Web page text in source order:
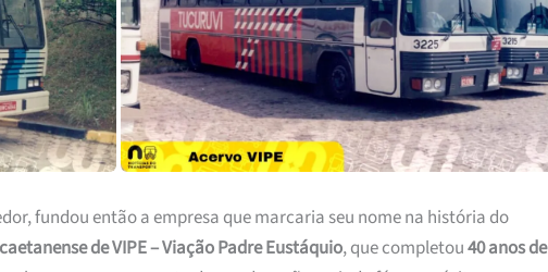
fundou então a empresa que marcaria seu nome na história do
de VIPE – Viação Padre Eustáquio, que completou40 anos de